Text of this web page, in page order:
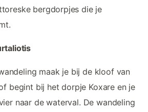
bergdorpjes die je
maak je bij de kloof van
begint bij het dorpje Koxare en je
naar de waterval. De wandeling